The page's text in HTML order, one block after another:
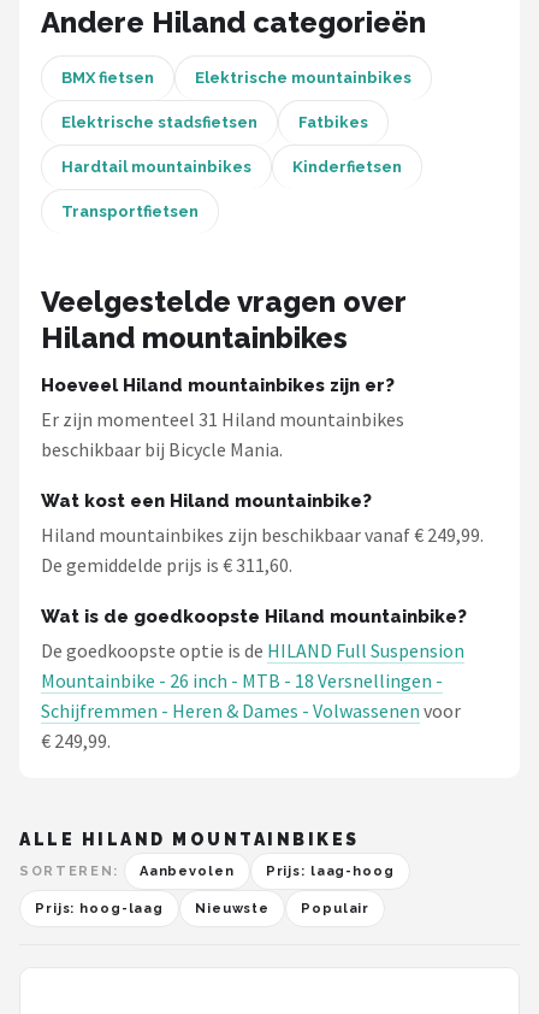
New Looxs
BBB Cycling
Schwalbe
Voltano
Cortina
Andere Hiland categorieën
BMX fietsen Elektrische mountainbikes
Elektrische stadsfietsen Fatbikes
Hardtail mountainbikes Kinderfietsen
Transportfietsen
Veelgestelde vragen over
Hiland mountainbikes
Hoeveel Hiland mountainbikes zijn er?
Er zijn momenteel 31 Hiland mountainbikes
beschikbaar bij Bicycle Mania.
Wat kost een Hiland mountainbike?
Hiland mountainbikes zijn beschikbaar vanaf € 249,99.
De gemiddelde prijs is € 311,60.
Wat is de goedkoopste Hiland mountainbike?
De goedkoopste optie is de HILAND Full Suspension
Mountainbike - 26 inch - MTB - 18 Versnellingen -
Schijfremmen - Heren & Dames - Volwassenen voor
€ 249,99.
ALLE HILAND MOUNTAINBIKES
SORTEREN: Aanbevolen Prijs: laag-hoog
Prijs: hoog-laag Nieuwste Populair